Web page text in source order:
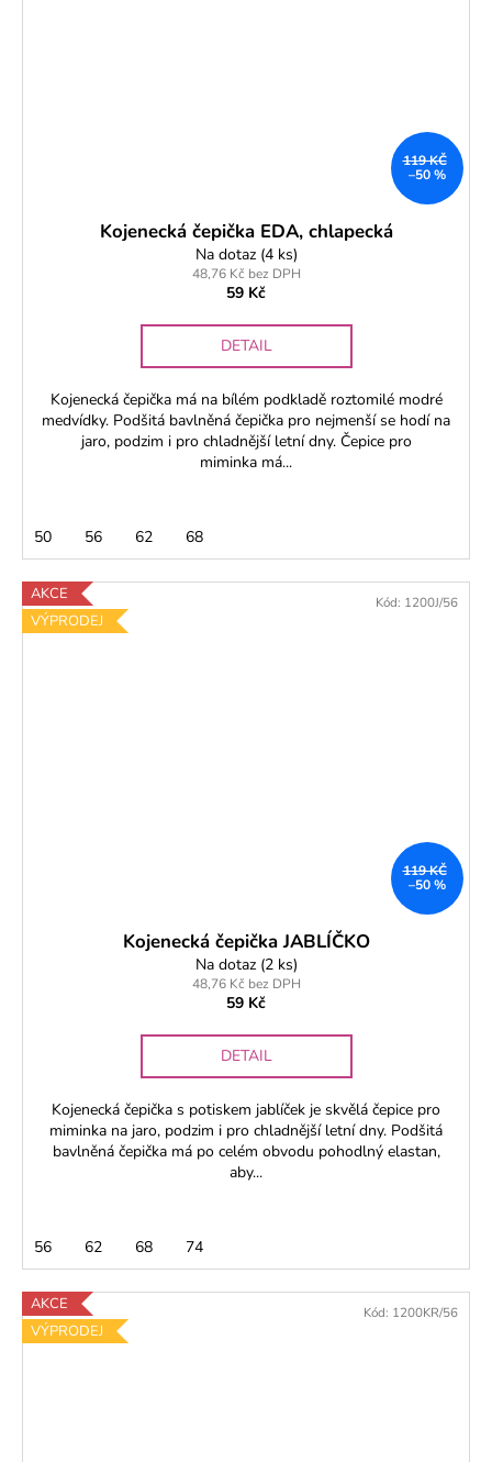
119 KČ
–50 %
Kojenecká čepička EDA, chlapecká
Na dotaz (4 ks)
48,76 Kč bez DPH
59 Kč
DETAIL
Kojenecká čepička má na bílém podkladě roztomilé modré
medvídky. Podšitá bavlněná čepička pro nejmenší se hodí na
jaro, podzim i pro chladnější letní dny. Čepice pro
miminka má...
50 56 62 68
AKCE
VÝPRODEJ
119 KČ
–50 %
Kojenecká čepička JABLÍČKO
Na dotaz (2 ks)
48,76 Kč bez DPH
59 Kč
DETAIL
Kojenecká čepička s potiskem jablíček je skvělá čepice pro
miminka na jaro, podzim i pro chladnější letní dny. Podšitá
bavlněná čepička má po celém obvodu pohodlný elastan,
aby...
56 62 68 74
Kód: 1200J/56
AKCE
VÝPRODEJ
Kód: 1200KR/56